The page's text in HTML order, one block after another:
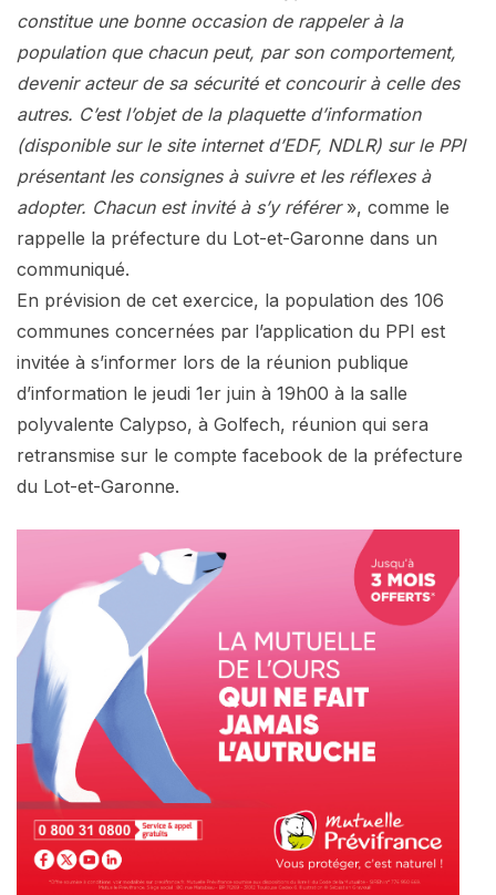
constitue une bonne occasion de rappeler à la
population que chacun peut, par son comportement,
devenir acteur de sa sécurité et concourir à celle des
autres. C’est l’objet de la plaquette d’information
(disponible sur le site internet d’EDF, NDLR) sur le PPI
présentant les consignes à suivre et les réflexes à
adopter. Chacun est invité à s’y référer», comme le
rappelle la préfecture du Lot-et-Garonne dans un
communiqué.
En prévision de cet exercice, la population des 106
communes concernées par l’application du PPI est
invitée à s’informer lors de la réunion publique
d’information le jeudi 1er juin à 19h00 à la salle
polyvalente Calypso, à Golfech, réunion qui sera
retransmise sur le compte facebook de la préfecture
du Lot-et-Garonne.